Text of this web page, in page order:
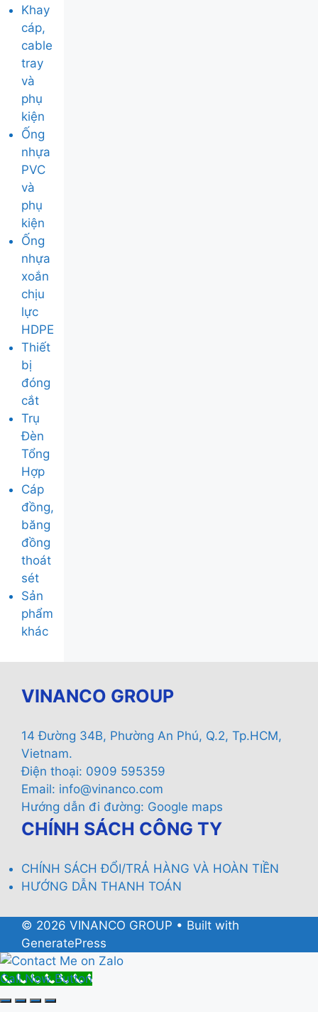
Khay
cáp,
cable
tray
và
phụ
kiện
Ống
nhựa
PVC
và
phụ
kiện
Ống
nhựa
xoắn
chịu
lực
HDPE
Thiết
bị
đóng
cắt
Trụ
Đèn
Tổng
Hợp
Cáp
đồng,
băng
đồng
thoát
sét
Sản
phẩm
khác
VINANCO GROUP
14 Đường 34B, Phường An Phú, Q.2, Tp.HCM,
Vietnam.
Điện thoại: 0909 595359
Email: info@vinanco.com
Hướng dẫn đi đường: Google maps
CHÍNH SÁCH CÔNG TY
CHÍNH SÁCH ĐỔI/TRẢ HÀNG VÀ HOÀN TIỀN
HƯỚNG DẪN THANH TOÁN
© 2026 VINANCO GROUP • Built with
GeneratePress
Call Now Button